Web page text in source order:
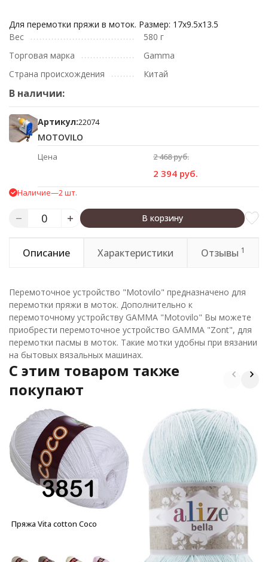
Для перемотки пряжи в моток. Размер: 17х9.5х13.5
Вес
580 г
Торговая марка
Gamma
Страна происхождения
Китай
В наличии:
Артикул:22074
MOTOVILO
Цена 2 468 руб.
2 394 руб.
Наличие—2 шт.
В корзину
Описание Характеристики Отзывы 1
Перемоточное устройство "Motovilo" предназначено для
перемотки пряжи в моток. Дополнительно к
перемоточному устройству GAMMA "Motovilo" Вы можете
приобрести перемоточное устройство GAMMA "Zont", для
перемотки пасмы в моток. Такие мотки удобны при вязании
на бытовых вязальных машинах.
C этим товаром также
покупают
Пряжа Vita cotton Coco